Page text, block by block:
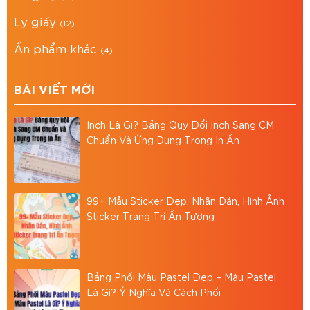
toàn quốc, báo giá nhanh.
Thùng carton in màu là gì?
Ly giấy (12)
Ấn phẩm khác (4)
BÀI VIẾT MỚI
Inch Là Gì? Bảng Quy Đổi Inch Sang CM
Chuẩn Và Ứng Dụng Trong In Ấn
99+ Mẫu Sticker Đẹp, Nhãn Dán, Hình Ảnh
Sticker Trang Trí Ấn Tượng
Bảng Phối Màu Pastel Đẹp – Màu Pastel
Là Gì? Ý Nghĩa Và Cách Phối